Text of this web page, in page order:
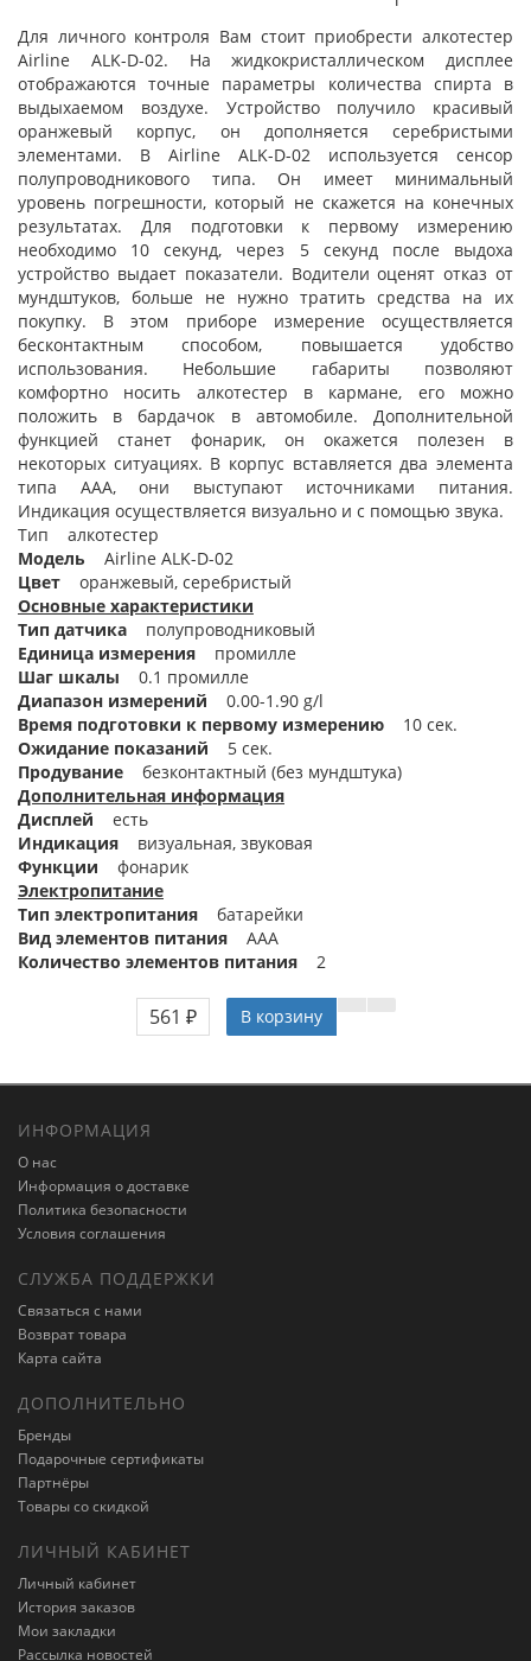
Для личного контроля Вам стоит приобрести алкотестер
Airline ALK-D-02. На жидкокристаллическом дисплее
отображаются точные параметры количества спирта в
выдыхаемом воздухе. Устройство получило красивый
оранжевый корпус, он дополняется серебристыми
элементами. В Airline ALK-D-02 используется сенсор
полупроводникового типа. Он имеет минимальный
уровень погрешности, который не скажется на конечных
результатах. Для подготовки к первому измерению
необходимо 10 секунд, через 5 секунд после выдоха
устройство выдает показатели. Водители оценят отказ от
мундштуков, больше не нужно тратить средства на их
покупку. В этом приборе измерение осуществляется
бесконтактным способом, повышается удобство
использования. Небольшие габариты позволяют
комфортно носить алкотестер в кармане, его можно
положить в бардачок в автомобиле. Дополнительной
функцией станет фонарик, он окажется полезен в
некоторых ситуациях. В корпус вставляется два элемента
типа ААА, они выступают источниками питания.
Индикация осуществляется визуально и с помощью звука.
Тип алкотестер
Модель Airline ALK-D-02
Цвет оранжевый, серебристый
Основные характеристики
Тип датчика
полупроводниковый
Единица измерения
промилле
Шаг шкалы 0.1 промилле
Диапазон измерений 0.00-1.90 g/l
Время подготовки к первому измерению 10 сек.
Ожидание показаний 5 сек.
Продувание безконтактный (без мундштука)
Дополнительная информация
Дисплей
есть
Индикация визуальная, звуковая
Функции фонарик
Электропитание
Тип электропитания батарейки
Вид элементов питания
ААA
Количество элементов питания
2
561 ₽ В корзину
ИНФОРМАЦИЯ
О нас
Информация о доставке
Политика безопасности
Условия соглашения
СЛУЖБА ПОДДЕРЖКИ
Связаться с нами
Возврат товара
Карта сайта
ДОПОЛНИТЕЛЬНО
Бренды
Подарочные сертификаты
Партнёры
Товары со скидкой
ЛИЧНЫЙ КАБИНЕТ
Личный кабинет
История заказов
Мои закладки
Рассылка новостей